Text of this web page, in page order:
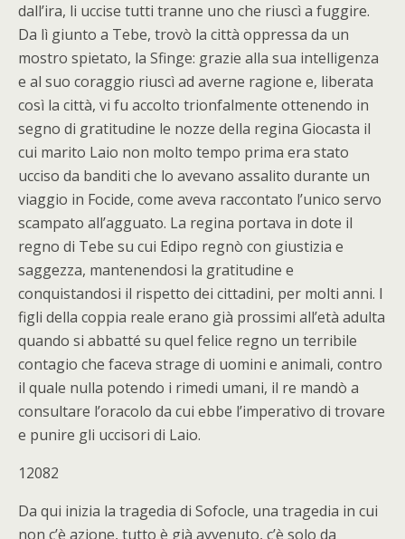
dall’ira, li uccise tutti tranne uno che riuscì a fuggire.
Da lì giunto a Tebe, trovò la città oppressa da un
mostro spietato, la Sfinge: grazie alla sua intelligenza
e al suo coraggio riuscì ad averne ragione e, liberata
così la città, vi fu accolto trionfalmente ottenendo in
segno di gratitudine le nozze della regina Giocasta il
cui marito Laio non molto tempo prima era stato
ucciso da banditi che lo avevano assalito durante un
viaggio in Focide, come aveva raccontato l’unico servo
scampato all’agguato. La regina portava in dote il
regno di Tebe su cui Edipo regnò con giustizia e
saggezza, mantenendosi la gratitudine e
conquistandosi il rispetto dei cittadini, per molti anni. I
figli della coppia reale erano già prossimi all’età adulta
quando si abbatté su quel felice regno un terribile
contagio che faceva strage di uomini e animali, contro
il quale nulla potendo i rimedi umani, il re mandò a
consultare l’oracolo da cui ebbe l’imperativo di trovare
e punire gli uccisori di Laio.
12082
Da qui inizia la tragedia di Sofocle, una tragedia in cui
non c’è azione, tutto è già avvenuto, c’è solo da